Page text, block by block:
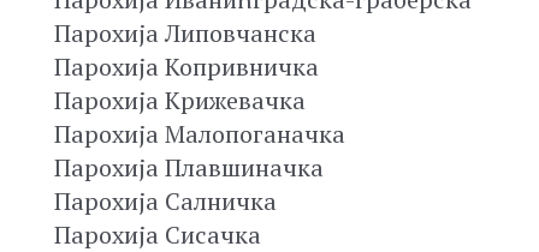
Парохија Липовчанска
Парохија Копривничка
Парохија Крижевачка
Парохија Малопоганачка
Парохија Плавшиначка
Парохија Салничка
Парохија Сисачка